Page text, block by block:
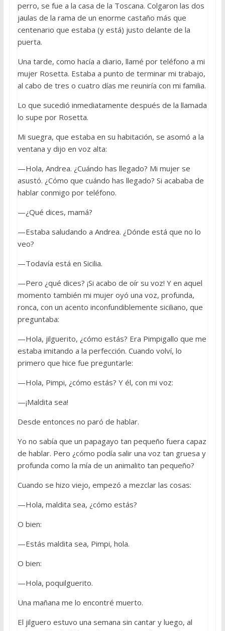
perro, se fue a la casa de la Toscana. Colgaron las dos
jaulas de la rama de un enorme castaño más que
centenario que estaba (y está) justo delante de la
puerta.
Una tarde, como hacía a diario, llamé por teléfono a mi
mujer Rosetta. Estaba a punto de terminar mi trabajo,
al cabo de tres o cuatro días me reuniría con mi familia.
Lo que sucedió inmediatamente después de la llamada
lo supe por Rosetta.
Mi suegra, que estaba en su habitación, se asomó a la
ventana y dijo en voz alta:
—Hola, Andrea. ¿Cuándo has llegado? Mi mujer se
asustó. ¿Cómo que cuándo has llegado? Si acababa de
hablar conmigo por teléfono.
—¿Qué dices, mamá?
—Estaba saludando a Andrea. ¿Dónde está que no lo
veo?
—Todavía está en Sicilia.
—Pero ¿qué dices? ¡Si acabo de oír su voz! Y en aquel
momento también mi mujer oyó una voz, profunda,
ronca, con un acento inconfundiblemente siciliano, que
preguntaba:
—Hola, jilguerito, ¿cómo estás? Era Pimpigallo que me
estaba imitando a la perfección. Cuando volví, lo
primero que hice fue preguntarle:
—Hola, Pimpi, ¿cómo estás? Y él, con mi voz:
—¡Maldita sea!
Desde entonces no paró de hablar.
Yo no sabía que un papagayo tan pequeño fuera capaz
de hablar. Pero ¿cómo podía salir una voz tan gruesa y
profunda como la mía de un animalito tan pequeño?
Cuando se hizo viejo, empezó a mezclar las cosas:
—Hola, maldita sea, ¿cómo estás?
O bien:
—Estás maldita sea, Pimpi, hola.
O bien:
—Hola, poquilguerito.
Una mañana me lo encontré muerto.
El jilguero estuvo una semana sin cantar y luego, al